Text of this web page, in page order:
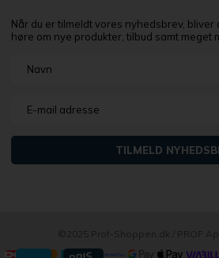
Når du er tilmeldt vores nyhedsbrev, bliver
høre om nye produkter, tilbud samt meget
©2025 Prof-Shoppen.dk / PROF